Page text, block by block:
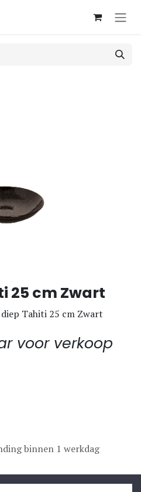
25 cm Zwart
Tahiti 25 cm Zwart
voor verkoop
binnen 1 werkdag